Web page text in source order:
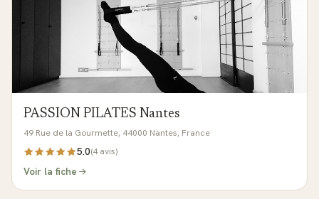
PASSION PILATES Nantes
49 Rue de la Gourmette, 44000 Nantes, France
5.0(4avis)
Voir la fiche